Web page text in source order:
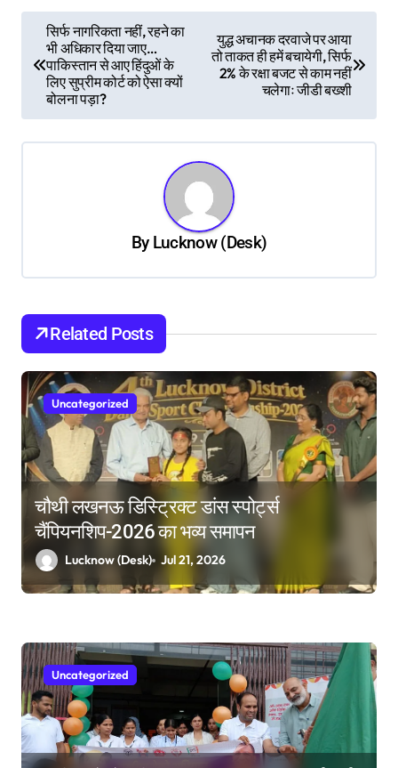
t
n
t
i
o
n
सिर्फ नागरिकता नहीं, रहने का
भी अधिकार दिया जाए…
पाकिस्तान से आए हिंदुओं के
लिए सुप्रीम कोर्ट को ऐसा क्यों
बोलना पड़ा?
युद्ध अचानक दरवाजे पर आया
तो ताकत ही हमें बचायेगी, सिर्फ
2% के रक्षा बजट से काम नहीं
चलेगाः जीडी बख्शी
By Lucknow (Desk)
Related Posts
Uncategorized
चौथी लखनऊ डिस्ट्रिक्ट डांस स्पोर्ट्स
चैंपियनशिप-2026 का भव्य समापन
Lucknow (Desk) Jul 21, 2026
Uncategorized